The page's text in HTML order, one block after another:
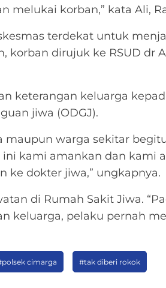
melukai korban,” kata Ali,
terdekat untuk
korban dirujuk ke RSUD dr
keterangan keluarga
jiwa (ODGJ).
maupun warga sekitar
kami amankan dan kami
ke dokter jiwa,” ungkapnya.
di Rumah Sakit Jiwa.
keluarga, pelaku pernah
cimarga #tak diberi rokok